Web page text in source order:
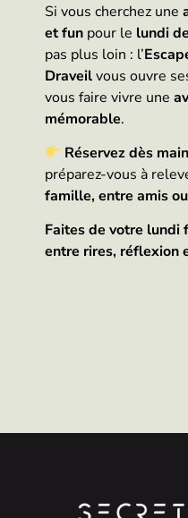
Si vous cherchez une
et fun pour le lundi
pas plus loin : l’
Draveilvous ouvre
vous faire vivre une
mémorable.
Réservez dès
préparez-vous à
famille, entre amis
Faites de votre lundi
entre rires, réflexion